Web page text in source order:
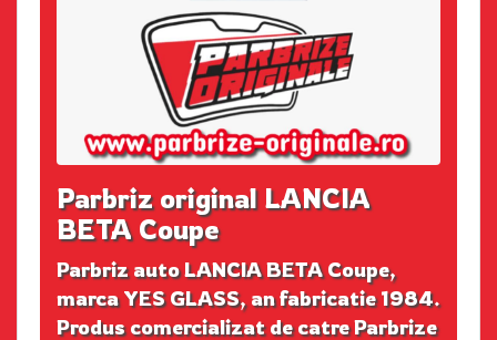
Parbriz original LANCIA
BETA Coupe
Parbriz auto LANCIA BETA Coupe,
marca YES GLASS, an fabricatie 1984.
Produs comercializat de catre Parbrize